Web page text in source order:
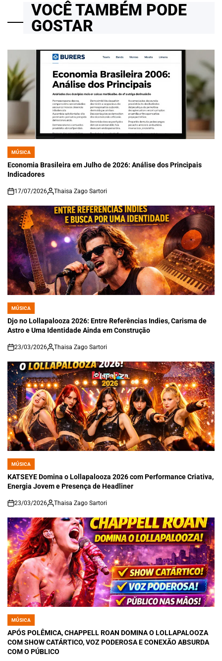
VOCÊ TAMBÉM PODE
GOSTAR
POSTED
IN
MÚSICA
Economia Brasileira em Julho de 2026: Análise dos Principais
Indicadores
on
17/07/2026 Thaisa Zago Sartori
POSTED
IN
MÚSICA
Djo no Lollapalooza 2026: Entre Referências Indies, Carisma de
Astro e Uma Identidade Ainda em Construção
on
23/03/2026 Thaisa Zago Sartori
POSTED
IN
MÚSICA
KATSEYE Domina o Lollapalooza 2026 com Performance Criativa,
Energia Jovem e Presença de Headliner
on
23/03/2026 Thaisa Zago Sartori
POSTED
IN
MÚSICA
APÓS POLÊMICA, CHAPPELL ROAN DOMINA O LOLLAPALOOZA
COM SHOW CATÁRTICO, VOZ PODEROSA E CONEXÃO ABSURDA
COM O PÚBLICO